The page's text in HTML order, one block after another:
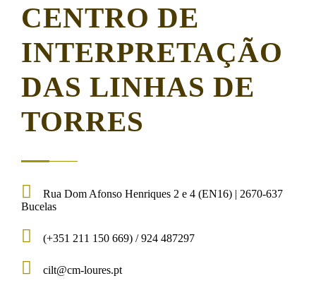
CENTRO DE
INTERPRETAÇÃO
DAS LINHAS DE
TORRES
Rua Dom Afonso Henriques 2 e 4 (EN16) | 2670-637
Bucelas
(+351 211 150 669) / 924 487297
cilt@cm-loures.pt